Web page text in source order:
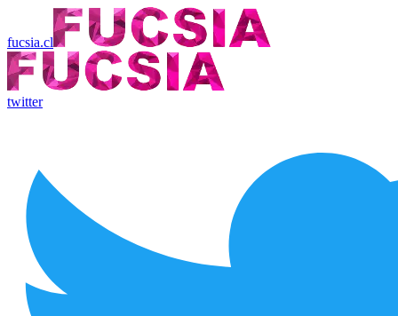
fucsia.cl
twitter